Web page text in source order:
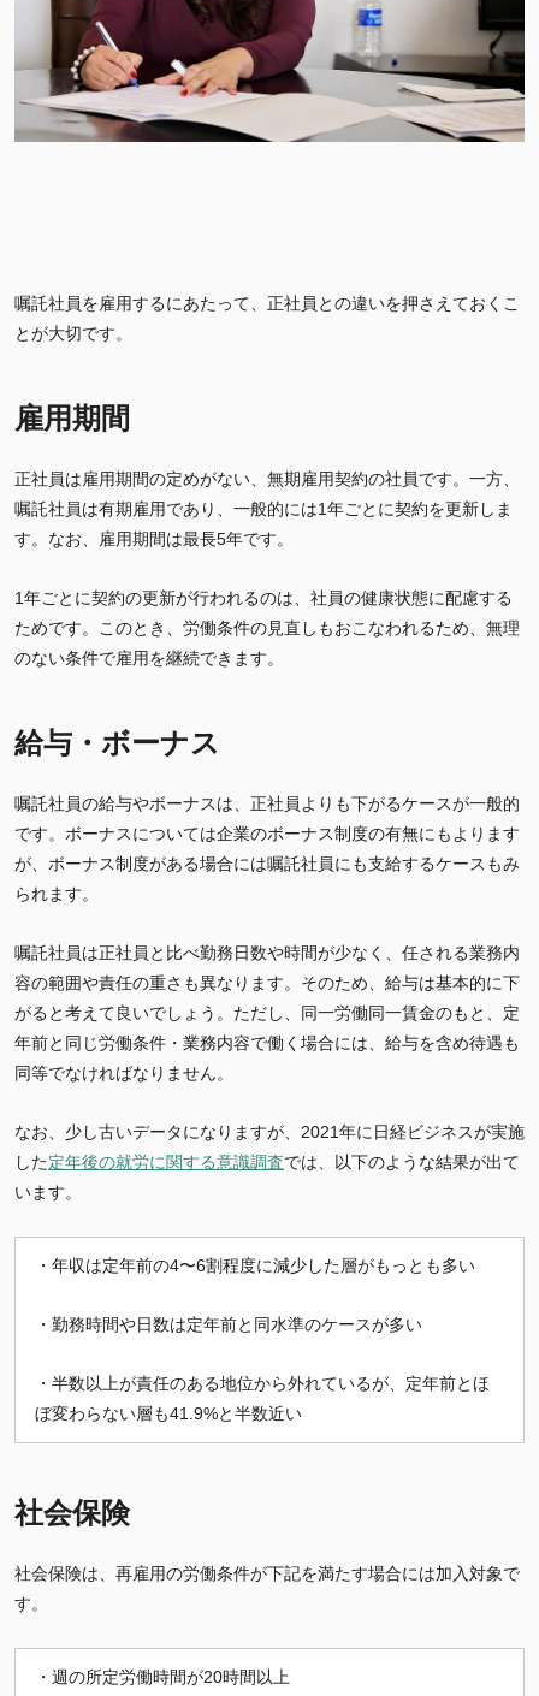
嘱託社員を雇用するにあたって、正社員との違いを押さえておくこ
とが大切です。
雇用期間
正社員は雇用期間の定めがない、無期雇用契約の社員です。一方、
嘱託社員は有期雇用であり、一般的には1年ごとに契約を更新しま
す。なお、雇用期間は最長5年です。
1年ごとに契約の更新が行われるのは、社員の健康状態に配慮する
ためです。このとき、労働条件の見直しもおこなわれるため、無理
のない条件で雇用を継続できます。
給与・ボーナス
嘱託社員の給与やボーナスは、正社員よりも下がるケースが一般的
です。ボーナスについては企業のボーナス制度の有無にもよります
が、ボーナス制度がある場合には嘱託社員にも支給するケースもみ
られます。
嘱託社員は正社員と比べ勤務日数や時間が少なく、任される業務内
容の範囲や責任の重さも異なります。そのため、給与は基本的に下
がると考えて良いでしょう。ただし、同一労働同一賃金のもと、定
年前と同じ労働条件・業務内容で働く場合には、給与を含め待遇も
同等でなければなりません。
なお、少し古いデータになりますが、2021年に日経ビジネスが実施
した定年後の就労に関する意識調査では、以下のような結果が出て
います。
・年収は定年前の4〜6割程度に減少した層がもっとも多い
・勤務時間や日数は定年前と同水準のケースが多い
・半数以上が責任のある地位から外れているが、定年前とほ
ぼ変わらない層も41.9%と半数近い
社会保険
社会保険は、再雇用の労働条件が下記を満たす場合には加入対象で
す。
・週の所定労働時間が20時間以上